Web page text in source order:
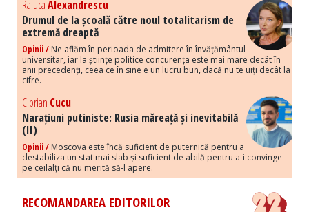
RalucaAlexandrescu
Drumul de la școală către noul totalitarism de
extremă dreaptă
Opinii / Ne aflăm în perioada de admitere în învățământul
universitar, iar la științe politice concurența este mai mare decât în
anii precedenți, ceea ce în sine e un lucru bun, dacă nu te uiți decât la
cifre.
Ciprian Cucu
Narațiuni putiniste: Rusia măreață și inevitabilă
(II)
Opinii / Moscova este încă suficient de puternică pentru a
destabiliza un stat mai slab și suficient de abilă pentru a-i convinge
pe ceilalți că nu merită să-l apere.
RECOMANDAREA EDITORILOR